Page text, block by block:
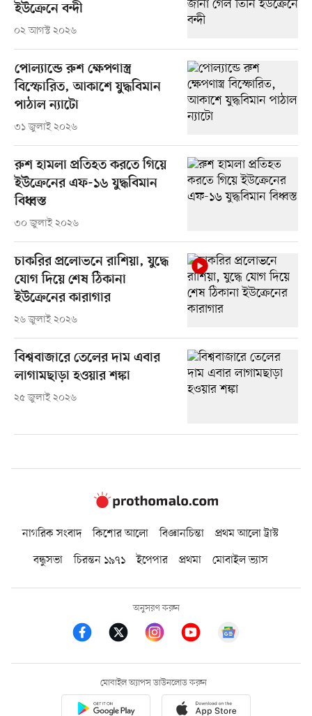
ইউক্রেনে বন্দী
০২ আগস্ট ২০২৬
পোল্যান্ডে রুশ ক্ষেপণাস্ত্র
বিস্ফোরিত, আকাশে যুদ্ধবিমান
পাঠাল ন্যাটো
৩১ জুলাই ২০২৬
রুশ হামলা প্রতিহত করতে গিয়ে
ইউক্রেনের এফ-১৬ যুদ্ধবিমান
বিধ্বস্ত
৩০ জুলাই ২০২৬
চাকরির প্রলোভনে রাশিয়া, যুদ্ধে
যোগ দিয়ে শেষ ঠিকানা
ইউক্রেনের কারাগার
২৬ জুলাই ২০২৬
বিশ্ববাজারে তেলের দাম এবার
লাগামছাড়া হওয়ার শঙ্কা
২৫ জুলাই ২০২৬
নাগরিক সংবাদ কিশোর আলো বিজ্ঞানচিন্তা
প্রথম আলো ট্রাস্ট
বন্ধুসভা
চিরন্তন ১৯৭১ ইপেপার প্রথমা মোবাইল ভ্যাস
অনুসরণ করুন
মোবাইল অ্যাপস ডাউনলোড করুন